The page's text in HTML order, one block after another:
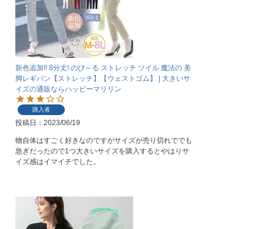
新色追加!! 8分丈! のび～る ストレッチ ツイル 魔法の 美
脚レギパン【ストレッチ】【ウェストゴム】 | 大きいサ
イズの通販ならハッピーマリリン
購入者
投稿日 2023/06/19
物自体はすごく好きなのですがサイズが売り切れででも
急ぎだったので1つ大きいサイズを購入するとやはりサ
イズ感はイマイチでした。